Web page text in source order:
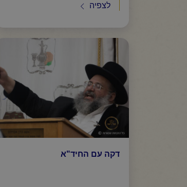
לצפיה
דקה עם החיד"א